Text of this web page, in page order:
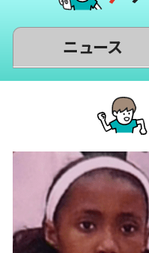
ニュース